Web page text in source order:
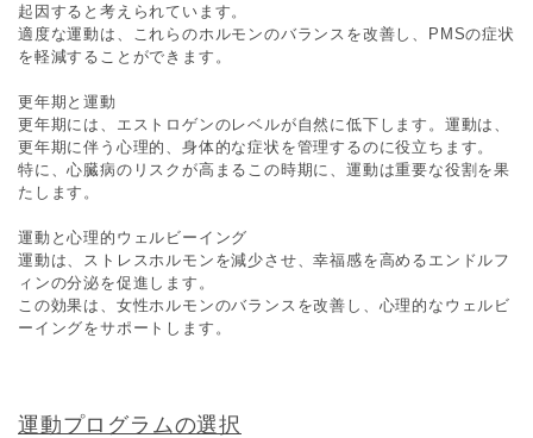
起因すると考えられています。
適度な運動は、これらのホルモンのバランスを改善し、PMSの症状
を軽減することができます。
更年期と運動
更年期には、エストロゲンのレベルが自然に低下します。運動は、
更年期に伴う心理的、身体的な症状を管理するのに役立ちます。
特に、心臓病のリスクが高まるこの時期に、運動は重要な役割を果
たします。
運動と心理的ウェルビーイング
運動は、ストレスホルモンを減少させ、幸福感を高めるエンドルフ
ィンの分泌を促進します。
この効果は、女性ホルモンのバランスを改善し、心理的なウェルビ
ーイングをサポートします。
運動プログラムの選択